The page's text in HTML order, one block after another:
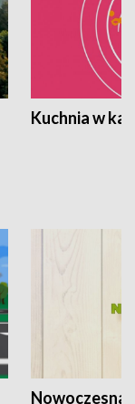
Kuchnia w
Nowoczesna